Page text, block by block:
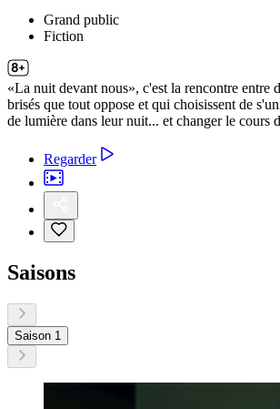
Grand public
Fiction
«La nuit devant nous», c'est la rencontre entre
brisés que tout oppose et qui choisissent de
de lumière dans leur nuit... et changer le cours
Regarder
Saisons
Saison 1